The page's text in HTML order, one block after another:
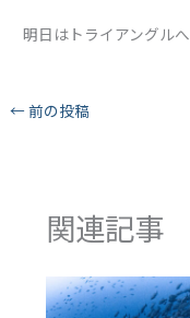
明日はトライアングルへ
←前の投稿
関連記事